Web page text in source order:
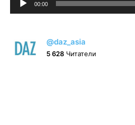
00:00
@daz_asia
5 628 Читатели